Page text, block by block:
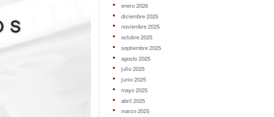
enero 2026
diciembre 2025
noviembre 2025
octubre 2025
septiembre 2025
agosto 2025
julio 2025
junio 2025
mayo 2025
abril 2025
marzo 2025